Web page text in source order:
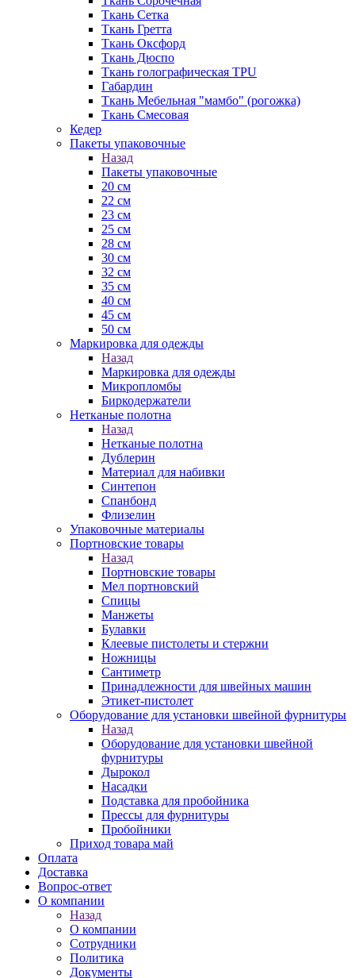
Ткань Сетка
Ткань Гретта
Ткань Оксфорд
Ткань Дюспо
Ткань голографическая TPU
Габардин
Ткань Мебельная "мамбо" (рогожка)
Ткань Смесовая
Кедер
Пакеты упаковочные
Назад
Пакеты упаковочные
20 см
22 см
23 см
25 см
28 см
30 см
32 см
35 см
40 см
45 см
50 см
Маркировка для одежды
Назад
Маркировка для одежды
Микропломбы
Биркодержатели
Нетканые полотна
Назад
Нетканые полотна
Дублерин
Материал для набивки
Синтепон
Спанбонд
Флизелин
Упаковочные материалы
Портновские товары
Назад
Портновские товары
Мел портновский
Спицы
Манжеты
Булавки
Клеевые пистолеты и стержни
Ножницы
Сантиметр
Принадлежности для швейных машин
Этикет-пистолет
Оборудование для установки швейной фурнитуры
Назад
Оборудование для установки швейной
фурнитуры
Дырокол
Насадки
Подставка для пробойника
Прессы для фурнитуры
Пробойники
Приход товара май
Оплата
Доставка
Вопрос-ответ
О компании
Назад
О компании
Сотрудники
Политика
Документы